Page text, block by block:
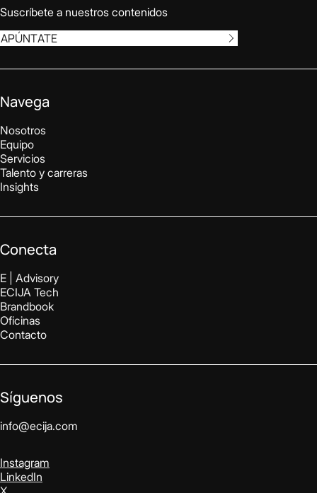
Suscríbete a nuestros contenidos
APÚNTATE
Navega
Nosotros
Equipo
Servicios
Talento y carreras
Insights
Conecta
E | Advisory
ECIJA Tech
Brandbook
Oficinas
Contacto
Síguenos
info@ecija.com
Instagram
LinkedIn